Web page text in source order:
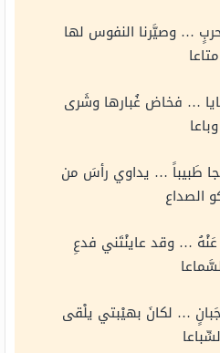
… وصيَّرنا النفوس لها
متاعا
… فخاض غُبارها وشَرى
وباعا
طَبيباً … يداوي رأسَ من
الصداع
عَنْهُ … وقد عاينْتَني فدعِ
… لكانَ بهيْبتي يلْقى